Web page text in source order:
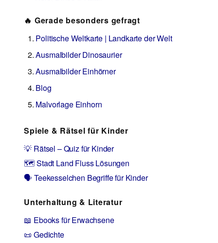
🔥 Gerade besonders gefragt
Politische Weltkarte | Landkarte der Welt
Ausmalbilder Dinosaurier
Ausmalbilder Einhörner
Blog
Malvorlage Einhorn
Spiele & Rätsel für Kinder
💡 Rätsel – Quiz für Kinder
🗺️ Stadt Land Fluss Lösungen
🗣️ Teekesselchen Begriffe für Kinder
Unterhaltung & Literatur
📖 Ebooks für Erwachsene
📜 Gedichte